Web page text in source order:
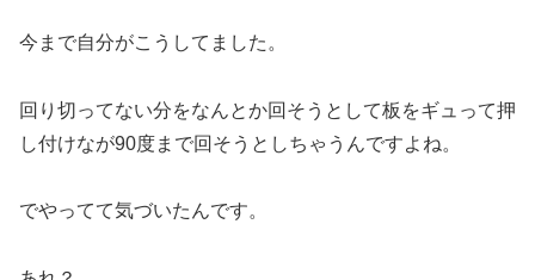
今まで自分がこうしてました。
回り切ってない分をなんとか回そうとして板をギュって押
し付けなが90度まで回そうとしちゃうんですよね。
でやってて気づいたんです。